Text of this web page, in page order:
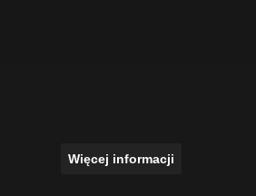
Więcej informacji